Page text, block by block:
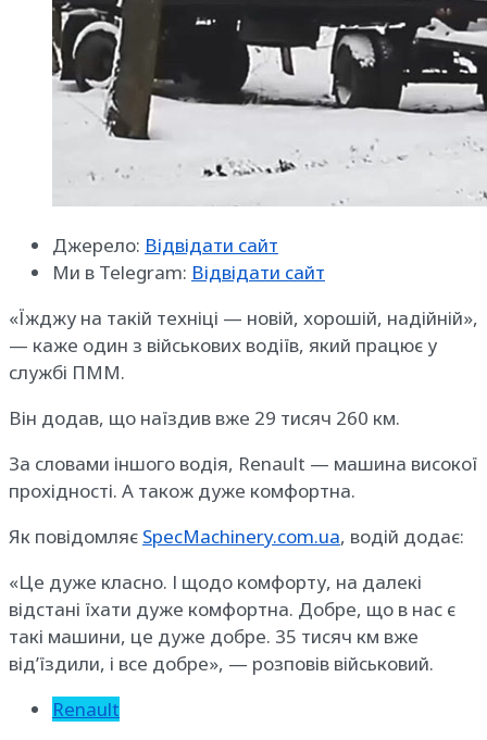
Джерело: Відвідати сайт
Ми в Telegram: Відвідати сайт
«Їжджу на такій техніці — новій, хорошій, надійній»,
— каже один з військових водіїв, який працює у
службі ПММ.
Він додав, що наїздив вже 29 тисяч 260 км.
За словами іншого водія, Renault — машина високої
прохідності. А також дуже комфортна.
Як повідомляє SpecMachinery.com.ua, водій додає:
«Це дуже класно. І щодо комфорту, на далекі
відстані їхати дуже комфортна. Добре, що в нас є
такі машини, це дуже добре. 35 тисяч км вже
від’їздили, і все добре», — розповів військовий.
Renault